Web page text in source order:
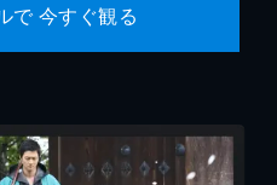
で 今すぐ観る